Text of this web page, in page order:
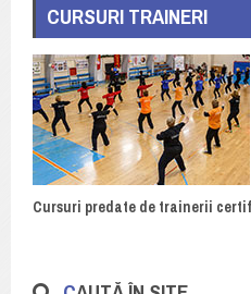
CURSURI TRAINERI
Cursuri predate de trainerii